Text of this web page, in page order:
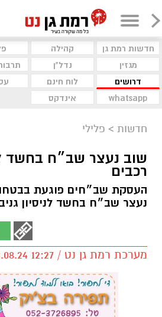
חדשות רמת גן קהילה
מגזין
נדל"ן
דרושים
לוח חינם
whatsapp
אינדקס
חדשות > פלילי
שוב נעצר שב״ח בחשד
רכבים
העסקת שב״חים פוגעת
נעצר שב״ח בחשד לניסיון
מערכת רמת גן נט / 12:27 13.08.24